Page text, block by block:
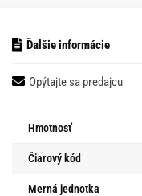
Ďalšie informácie
Opýtajte sa predajcu
Hmotnosť
Čiarový kód
Merná jednotka